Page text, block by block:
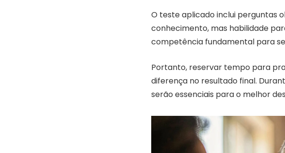
O teste aplicado inclui perguntas
conhecimento, mas habilidade
competência fundamental para
Portanto, reservar tempo para
diferença no resultado final.
serão essenciais para o melhor